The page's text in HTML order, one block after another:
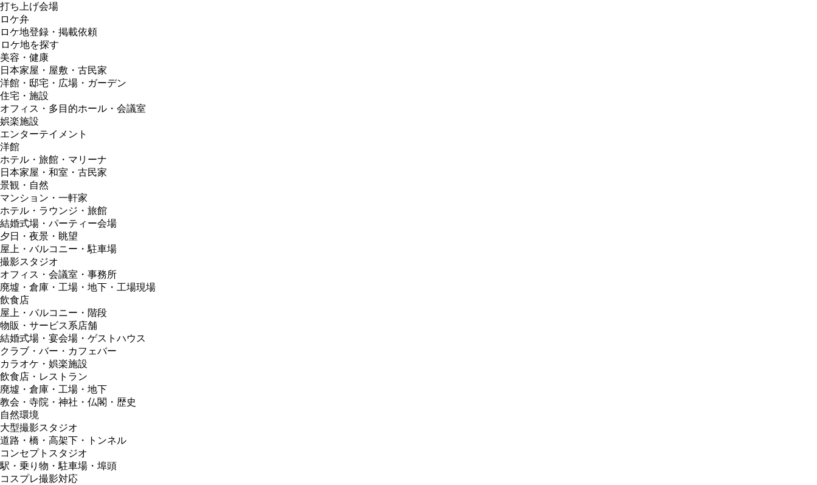
打ち上げ会場
ロケ弁
ロケ地登録・掲載依頼
ロケ地を探す
美容・健康
日本家屋・屋敷・古民家
洋館・邸宅・広場・ガーデン
住宅・施設
オフィス・多目的ホール・会議室
娯楽施設
エンターテイメント
洋館
ホテル・旅館・マリーナ
日本家屋・和室・古民家
景観・自然
マンション・一軒家
ホテル・ラウンジ・旅館
結婚式場・パーティー会場
夕日・夜景・眺望
屋上・バルコニー・駐車場
撮影スタジオ
オフィス・会議室・事務所
廃墟・倉庫・工場・地下・工場現場
飲食店
屋上・バルコニー・階段
物販・サービス系店舗
結婚式場・宴会場・ゲストハウス
クラブ・バー・カフェバー
カラオケ・娯楽施設
飲食店・レストラン
廃墟・倉庫・工場・地下
教会・寺院・神社・仏閣・歴史
自然環境
大型撮影スタジオ
道路・橋・高架下・トンネル
コンセプトスタジオ
駅・乗り物・駐車場・埠頭
コスプレ撮影対応